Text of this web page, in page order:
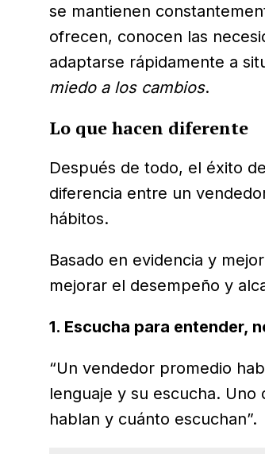
se mantienen
ofrecen, conocen las
adaptarse rápidamente a
miedo a los cambios.
Lo que hacen diferente
Después de todo, el éxito
diferencia entre un
hábitos.
Basado en evidencia y
mejorar el desempeño y
1. Escucha para entender,
“Un vendedor promedio
lenguaje y su escucha. Uno
hablan y cuánto escuchan”.